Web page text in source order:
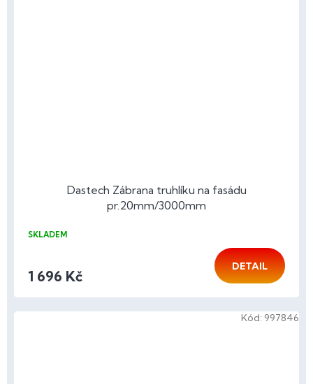
Dastech Zábrana truhlíku na fasádu
pr.20mm/3000mm
SKLADEM
1 696 Kč
DETAIL
Kód: 997846